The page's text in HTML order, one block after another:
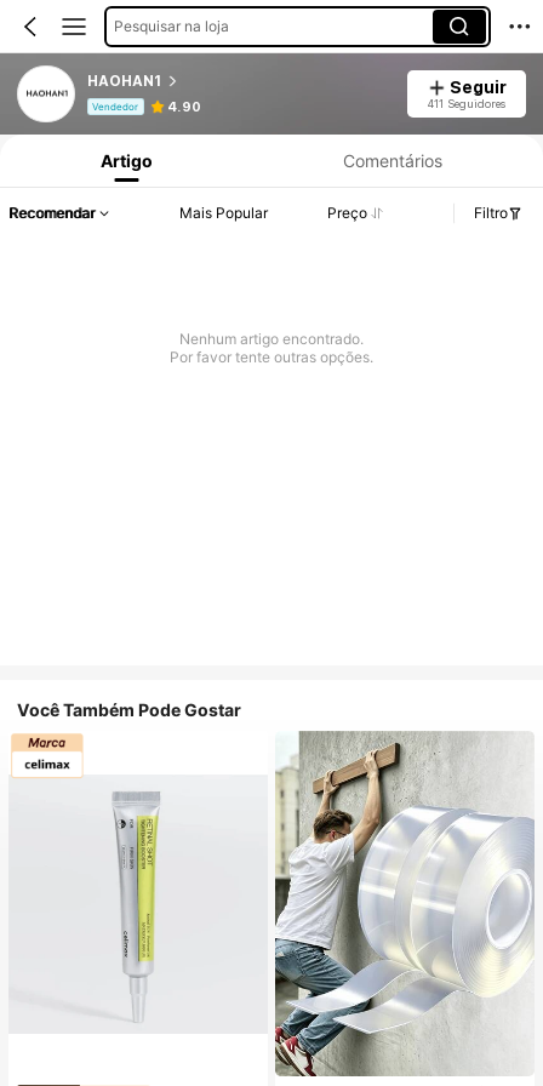
Pesquisar na loja
HAOHAN1
Vendedor 4.90
Seguir
411 Seguidores
Informações do Produto: Divulgação de Preço, Vendas e Detalhes de Stock.
Artigo Comentários
Recomendar Mais Popular Preço Filtro
Nenhum artigo encontrado.
Por favor tente outras opções.
Você Também Pode Gostar